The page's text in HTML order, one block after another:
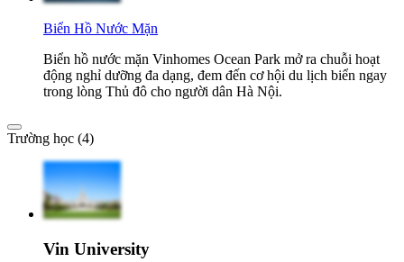
Biển Hồ Nước Mặn
Biển hồ nước mặn Vinhomes Ocean Park mở ra chuỗi hoạt
động nghỉ dưỡng đa dạng, đem đến cơ hội du lịch biển ngay
trong lòng Thủ đô cho người dân Hà Nội.
Trường học (4)
Vin University